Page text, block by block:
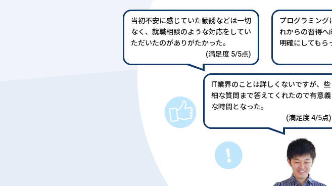
当初不安に感じていた勧誘などは一切
なく、就職相談のような対応をしてい
ただいたのがありがたかった。
(満足度 5/5点)
プログラミング
れからの習得へ
明確にしてもら
IT業界のことは詳しくないですが、些
細な質問まで答えてくれたので有意義
な時間となった。
(満足度 4/5点)